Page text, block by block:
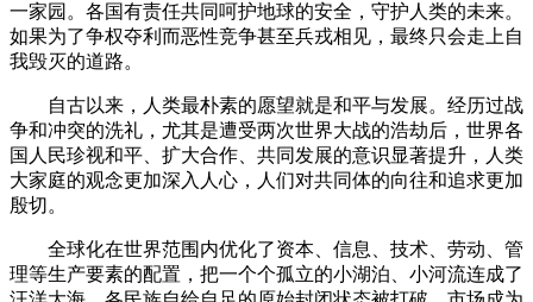
一家园。各国有责任共同呵护地球的安全，守护人类的未来。
如果为了争权夺利而恶性竞争甚至兵戎相见，最终只会走上自
我毁灭的道路。
自古以来，人类最朴素的愿望就是和平与发展。经历过战
争和冲突的洗礼，尤其是遭受两次世界大战的浩劫后，世界各
国人民珍视和平、扩大合作、共同发展的意识显著提升，人类
大家庭的观念更加深入人心，人们对共同体的向往和追求更加
殷切。
全球化在世界范围内优化了资本、信息、技术、劳动、管
理等生产要素的配置，把一个个孤立的小湖泊、小河流连成了